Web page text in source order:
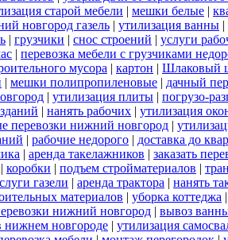
старой мебели | мешки белые |
новгород газель | утилизация ванны |
| грузчики | снос строений | услуги
| перевозка мебели с грузчиками
мусора | картон | Шлаковый
| мешки полипропиленовые | дачный
| утилизация плиты | погрузо-
| нанять рабочих | утилизация
перевозки нижний новгород |
| рабочие недорого | доставка до
| аренда такелажников | заказать
| коробки | подъем стройматериалов |
газели | аренда трактора | нанять
материалов | уборка коттеджа
нижний новгород | вывоз
нижнем новгороде | утилизация